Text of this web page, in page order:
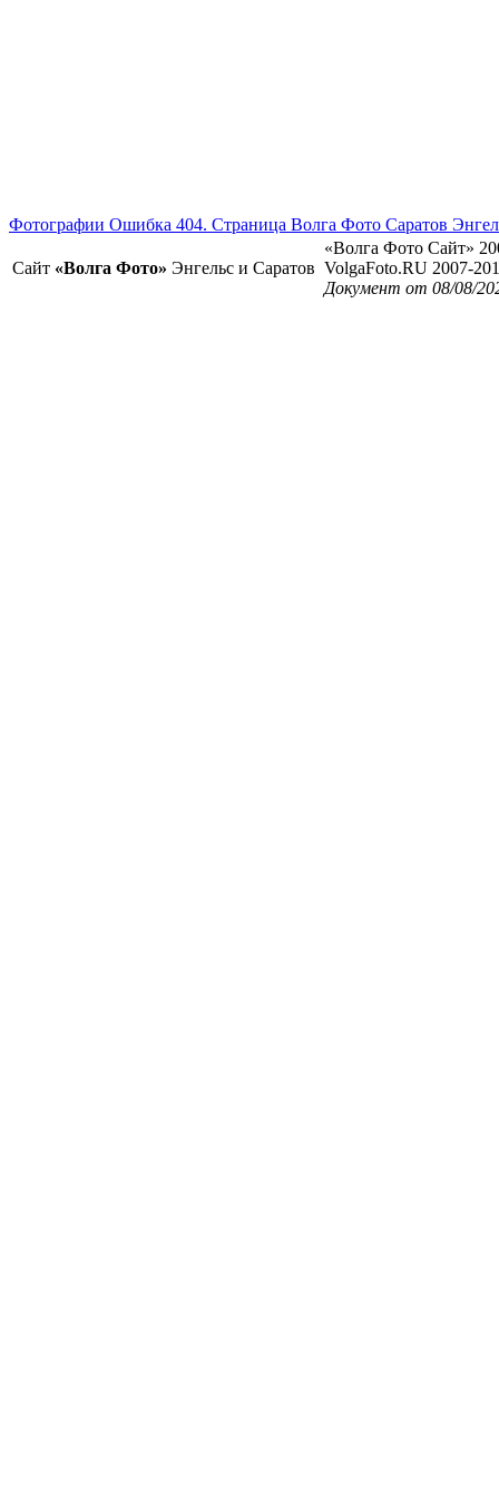
Фотографии Ошибка 404. Страница Волга Фото Саратов
Сайт «Волга Фото» Энгельс и Саратов
«Волга Фото Сайт»
VolgaFoto.RU 2007-
Документ от 08/08/